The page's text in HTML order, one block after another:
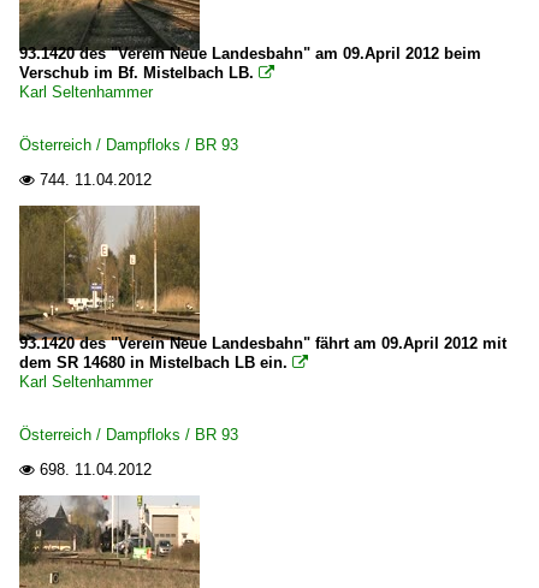
93.1420 des "Verein Neue Landesbahn" am 09.April 2012 beim
Verschub im Bf. Mistelbach LB. 
Karl Seltenhammer
Österreich / Dampfloks / BR 93
 744. 11.04.2012
93.1420 des "Verein Neue Landesbahn" fährt am 09.April 2012 mit
dem SR 14680 in Mistelbach LB ein. 
Karl Seltenhammer
Österreich / Dampfloks / BR 93
 698. 11.04.2012